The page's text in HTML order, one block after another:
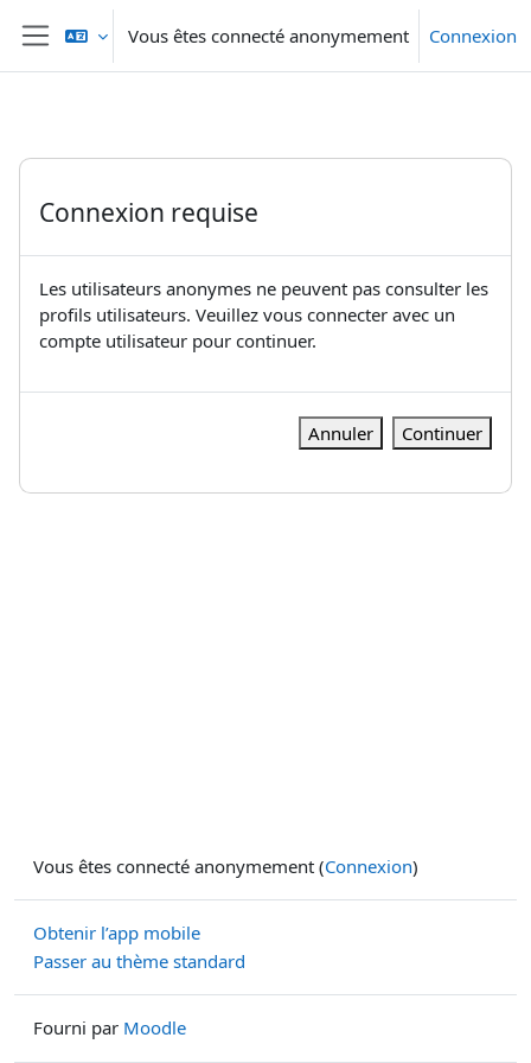
Passer au contenu principal
Panneau latéral
Vous êtes connecté anonymement Connexion
Connexion requise
Les utilisateurs anonymes ne peuvent pas consulter les
profils utilisateurs. Veuillez vous connecter avec un
compte utilisateur pour continuer.
Annuler Continuer
Vous êtes connecté anonymement (Connexion)
Obtenir l’app mobile
Passer au thème standard
Fourni par Moodle